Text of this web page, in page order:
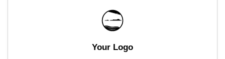
Your Logo